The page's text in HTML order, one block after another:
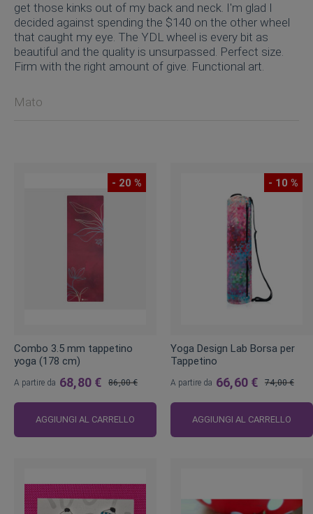
get those kinks out of my back and neck. I'm glad I
decided against spending the $140 on the other wheel
that caught my eye. The YDL wheel is every bit as
beautiful and the quality is unsurpassed. Perfect size.
Firm with the right amount of give. Functional art.
Mato
- 20 %
Combo 3.5 mm tappetino
yoga (178 cm)
A partire da 68,80 €
regolare
86,00 €
AGGIUNGI AL CARRELLO
- 10 %
Yoga Design Lab Borsa per
Tappetino
A partire da 66,60 €
regolare
74,00 €
AGGIUNGI AL CARRELLO